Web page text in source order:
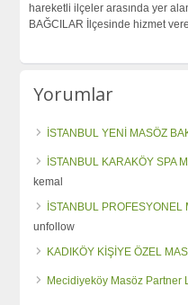
hareketli ilçeler arasında yer
BAĞCILAR İlçesinde hizmet
Yorumlar
İSTANBUL YENİ MASÖZ
İSTANBUL KARAKÖY SPA
kemal
İSTANBUL PROFESYONEL
unfollow
KADIKÖY KİŞİYE ÖZEL
Mecidiyeköy Masöz Partner